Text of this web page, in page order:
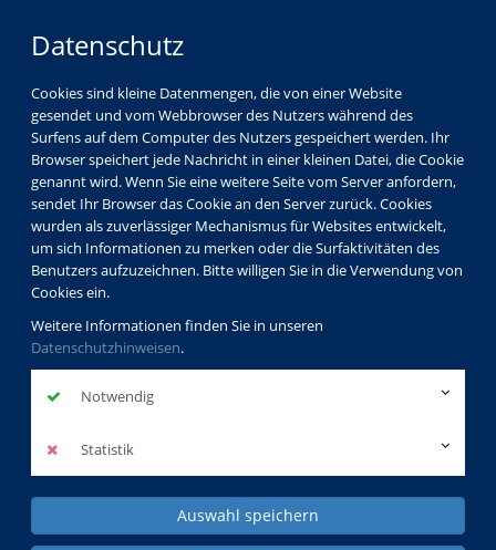
Datenschutz
Cookies sind kleine Datenmengen, die von einer Website
gesendet und vom Webbrowser des Nutzers während des
Surfens auf dem Computer des Nutzers gespeichert werden. Ihr
Browser speichert jede Nachricht in einer kleinen Datei, die Cookie
genannt wird. Wenn Sie eine weitere Seite vom Server anfordern,
sendet Ihr Browser das Cookie an den Server zurück. Cookies
wurden als zuverlässiger Mechanismus für Websites entwickelt,
um sich Informationen zu merken oder die Surfaktivitäten des
Benutzers aufzuzeichnen. Bitte willigen Sie in die Verwendung von
Cookies ein.
Weitere Informationen finden Sie in unseren
Datenschutzhinweisen.
Notwendig
Statistik
Auswahl speichern
Dozenten Andreas Mayr